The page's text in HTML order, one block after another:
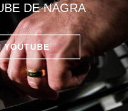
DE NAGRA
YOUTUBE